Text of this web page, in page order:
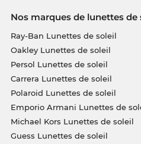
Nos marques de lunettes
Ray-Ban Lunettes de soleil
Oakley Lunettes de soleil
Persol Lunettes de soleil
Carrera Lunettes de soleil
Polaroid Lunettes de soleil
Emporio Armani Lunettes de
Michael Kors Lunettes de soleil
Guess Lunettes de soleil